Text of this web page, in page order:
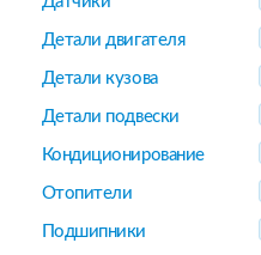
Детали двигателя
Детали кузова
Детали подвески
Кондиционирование
Отопители
Подшипники